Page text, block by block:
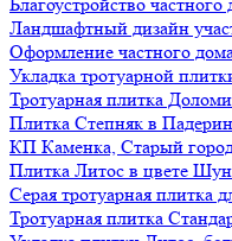
Ландшафтный дизайн
Оформление частного
Укладка тротуарной
Тротуарная плитка
Плитка Степняк в
КП Каменка, Старый
Плитка Литос в цвете
Серая тротуарная плитка
Тротуарная плитка